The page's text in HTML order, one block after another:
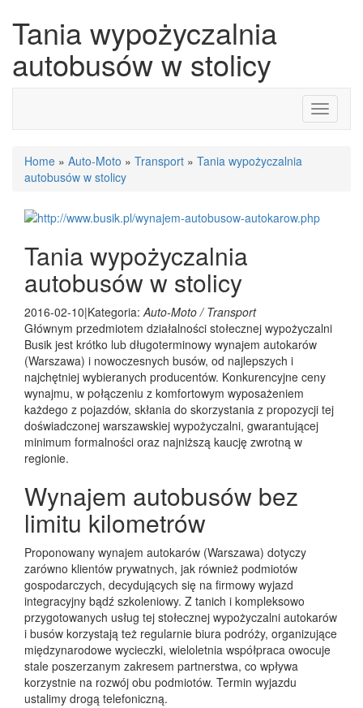
Tania wypożyczalnia
autobusów w stolicy
Toggle
Home » Auto-Moto » Transport » Tania wypożyczalnia
autobusów w stolicy
Tania wypożyczalnia
autobusów w stolicy
2016-02-10|Kategoria:Auto-Moto / Transport
Głównym przedmiotem działalności stołecznej wypożyczalni
Busik jest krótko lub długoterminowy wynajem autokarów
(Warszawa) i nowoczesnych busów, od najlepszych i
najchętniej wybieranych producentów. Konkurencyjne ceny
wynajmu, w połączeniu z komfortowym wyposażeniem
każdego z pojazdów, skłania do skorzystania z propozycji tej
doświadczonej warszawskiej wypożyczalni, gwarantującej
minimum formalności oraz najniższą kaucję zwrotną w
regionie.
Wynajem autobusów bez
limitu kilometrów
Proponowany wynajem autokarów (Warszawa) dotyczy
zarówno klientów prywatnych, jak również podmiotów
gospodarczych, decydujących się na firmowy wyjazd
integracyjny bądź szkoleniowy. Z tanich i kompleksowo
przygotowanych usług tej stołecznej wypożyczalni autokarów
i busów korzystają też regularnie biura podróży, organizujące
międzynarodowe wycieczki, wieloletnia współpraca owocuje
stale poszerzanym zakresem partnerstwa, co wpływa
korzystnie na rozwój obu podmiotów. Termin wyjazdu
ustalimy drogą telefoniczną.